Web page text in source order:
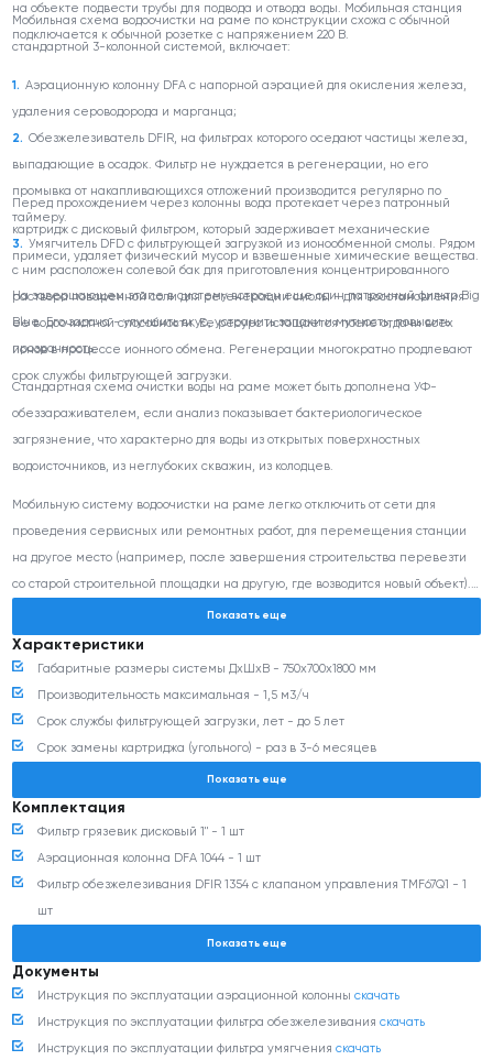
на объекте подвести трубы для подвода и отвода воды. Мобильная станция
подключается к обычной розетке с напряжением 220 В.
Мобильная схема водоочистки на раме по конструкции схожа с обычной
стандартной 3-колонной системой, включает:
Аэрационную колонну DFA с напорной аэрацией для окисления железа,
удаления сероводорода и марганца;
Обезжелезиватель DFIR, на фильтрах которого оседают частицы железа,
выпадающие в осадок. Фильтр не нуждается в регенерации, но его
промывка от накапливающихся отложений производится регулярно по
таймеру.
Умягчитель DFD с фильтрующей загрузкой из ионообменной смолы. Рядом
с ним расположен солевой бак для приготовления концентрированного
раствора поваренной соли для регенерации смолы - для восстановления
ее водоочистной способности. Ее ресурс истощается после отдачи всех
ионов в процессе ионного обмена. Регенерации многократно продлевают
срок службы фильтрующей загрузки.
Перед прохождением через колонны вода протекает через патронный
картридж с дисковый фильтром, который задерживает механические
примеси, удаляет физический мусор и взвешенные химические вещества.
На завершающем этапе в систему встроен еще один патронный фильтр Big
Blue. Его задача - улучшить вкус, устранить запахи и мутность, повысить
прозрачность.
Стандартная схема очистки воды на раме может быть дополнена УФ-
обеззараживателем, если анализ показывает бактериологическое
загрязнение, что характерно для воды из открытых поверхностных
водоисточников, из неглубоких скважин, из колодцев.
Мобильную систему водоочистки на раме легко отключить от сети для
проведения сервисных или ремонтных работ, для перемещения станции
на другое место (например, после завершения строительства перевезти
со старой строительной площадки на другую, где возводится новый объект).
Рамные конструкции применяют в частном домостроении, на
промышленных предприятиях, в коммерческих компаниях.
Показать еще
Характеристики
Габаритные размеры системы ДхШхВ - 750х700х1800 мм
Производительность максимальная - 1,5 м3/ч
Срок службы фильтрующей загрузки, лет - до 5 лет
Срок замены картриджа (угольного) - раз в 3-6 месяцев
Количество соли на регенерацию - 3,2 кг
Частота регенераций умягчителя (при Ж = 7) - 5,7 м3
Количество воды, сбрасываемой в дренаж минимально - 170+270 литров
Безопасно для септика - Да
Присоединительный размер - 1 “
Электропитание, потребляемая мощность - 220В / 225 Вт
Показать еще
Комплектация
Фильтр грязевик дисковый 1" - 1 шт
Аэрационная колонна DFA 1044 - 1 шт
Фильтр обезжелезивания DFIR 1354 с клапаном управления TMF67Q1 - 1
шт
Фильтр умягчения DFD 1044 с клапаном управления TMF116Q3 - 1 шт
Фильтр ВВ20" с угольным картриджем - 1 шт
Показать еще
Документы
Инструкция по эксплуатации аэрационной колонны скачать
Инструкция по эксплуатации фильтра обезжелезивания скачать
Инструкция по эксплуатации фильтра умягчения скачать